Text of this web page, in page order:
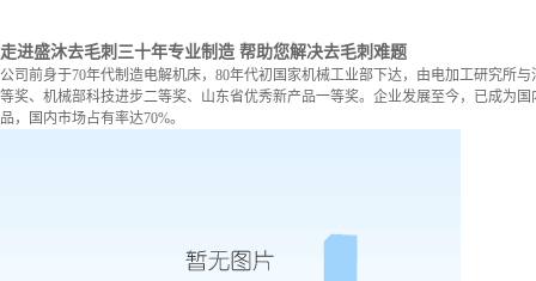
走进盛沐去毛刺 三十年专业制造 帮助您解决去毛刺难题
公司前身于70年代制造电解机床，80年代初国家机械工业部下达，由电加工研究所
等奖、机械部科技进步二等奖、山东省优秀新产品一等奖。企业发展至今，已成为
品，国内市场占有率达70%。